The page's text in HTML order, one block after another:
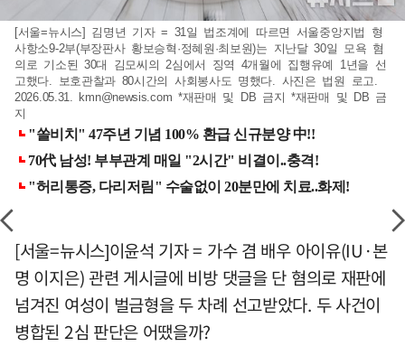
[서울=뉴시스] 김명년 기자 = 31일 법조계에 따르면 서울중앙지법 형
사항소9-2부(부장판사 황보승혁·정혜원·최보원)는 지난달 30일 모욕 혐
의로 기소된 30대 김모씨의 2심에서 징역 4개월에 집행유예 1년을 선
고했다. 보호관찰과 80시간의 사회봉사도 명했다. 사진은 법원 로고.
2026.05.31. kmn@newsis.com *재판매 및 DB 금지 *재판매 및 DB 금
지
[서울=뉴시스]이윤석 기자 = 가수 겸 배우 아이유(IU·본
명 이지은) 관련 게시글에 비방 댓글을 단 혐의로 재판에
넘겨진 여성이 벌금형을 두 차례 선고받았다. 두 사건이
병합된 2심 판단은 어땠을까?